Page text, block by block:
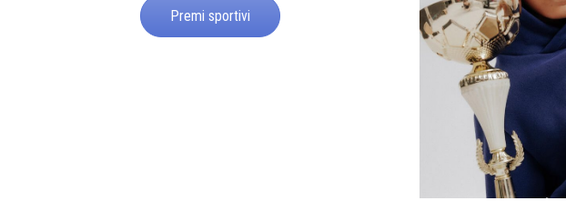
Premi sportivi